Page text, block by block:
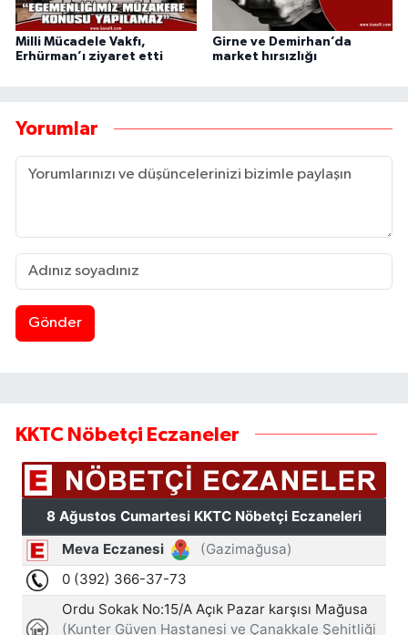
Milli Mücadele Vakfı,
Erhürman’ı ziyaret etti
Girne ve Demirhan’da
market hırsızlığı
Yorumlar
Gönder
KKTC Nöbetçi Eczaneler